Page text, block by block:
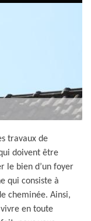
travaux de
doivent être
le bien d’un foyer
qui consiste à
cheminée. Ainsi,
en toute